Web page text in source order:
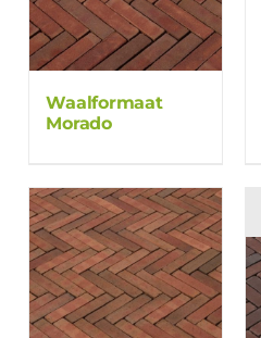
Waalformaat
Morado